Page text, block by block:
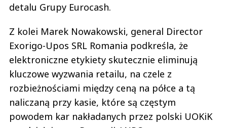
detalu Grupy Eurocash.
Z kolei Marek Nowakowski, general Director
Exorigo-Upos SRL Romania podkreśla, że
elektroniczne etykiety skutecznie eliminują
kluczowe wyzwania retailu, na czele z
rozbieżnościami między ceną na półce a tą
naliczaną przy kasie, które są częstym
powodem kar nakładanych przez polski UOKiK